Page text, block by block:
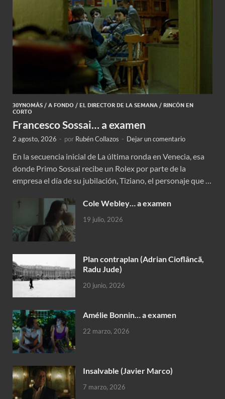
30YNOMÁS / A FONDO / EL DIRECTOR DE LA SEMANA / RINCÓN EN
CORTO
Francesco Sossai… a examen
2 agosto, 2026 - por Rubén Collazos - Dejar un comentario
En la secuencia inicial de La última ronda en Venecia, esa
donde Primo Sossai recibe un Rolex por parte de la
empresa el día de su jubilación, Tiziano, el personaje que …
Cole Webley… a examen
19 julio, 2026
Plan contraplan (Adrian Cioflâncã,
Radu Jude)
20 junio, 2026
Amélie Bonnin… a examen
22 marzo, 2026
Insalvable (Javier Marco)
7 marzo, 2026